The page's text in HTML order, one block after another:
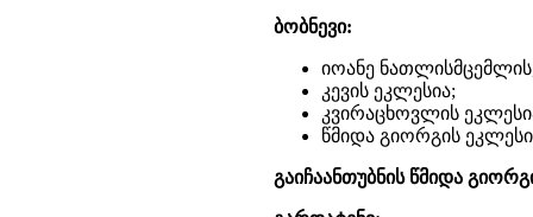
ბობნევი:
იოანე
კევის ეკლესია;
კვირაცხოვლის
წმიდა გიორგის
გაიჩაანთუბნის წმიდა